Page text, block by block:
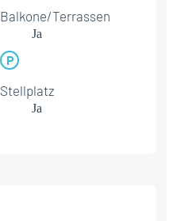
Balkone/Terrassen
Ja
Stellplatz
Ja